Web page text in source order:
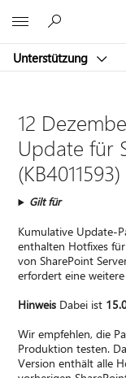
Unterstützung
12
Update für
(KB4011593)
Gilt für
Kumulative Update-
enthalten Hotfixes
von SharePoint
erfordert eine weitere
Hinweis Dabei ist
Wir empfehlen, die
Produktion testen.
Version enthält alle